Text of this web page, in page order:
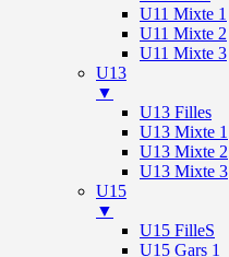
U11 Mixte 1
U11 Mixte 2
U11 Mixte 3
U13
▼
U13 Filles
U13 Mixte 1
U13 Mixte 2
U13 Mixte 3
U15
▼
U15 FilleS
U15 Gars 1